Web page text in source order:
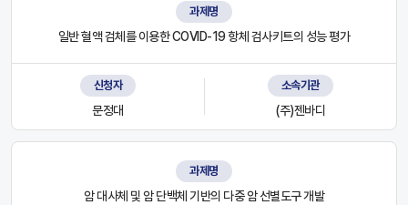
과제명
일반 혈액 검체를 이용한 COVID-19 항체 검사키트의 성능 평가
신청자
문정대
소속기관
(주)젠바디
과제명
암 대사체 및 암 단백체 기반의 다중 암 선별도구 개발